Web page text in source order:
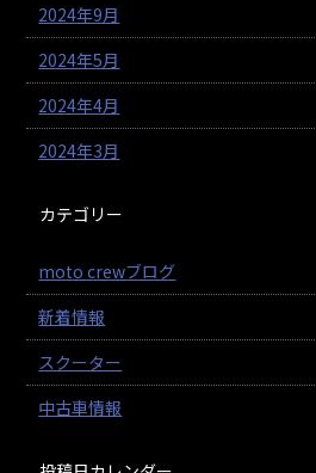
2024年9月
2024年5月
2024年4月
2024年3月
カテゴリー
moto crewブログ
新着情報
スクーター
中古車情報